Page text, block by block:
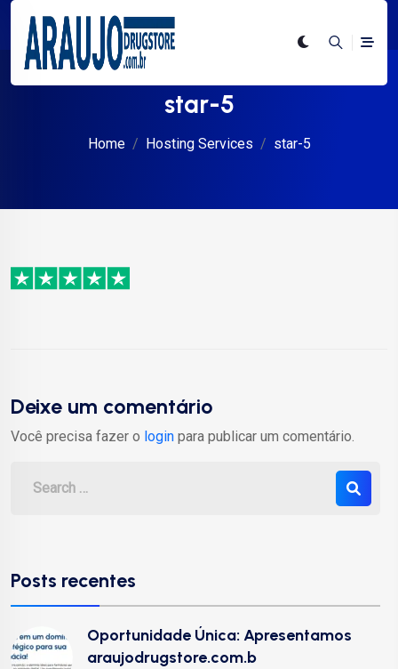
star-5
Home Hosting Services star-5
Deixe um comentário
Você precisa fazer o login para publicar um comentário.
Posts recentes
Oportunidade Única: Apresentamos
araujodrugstore.com.b